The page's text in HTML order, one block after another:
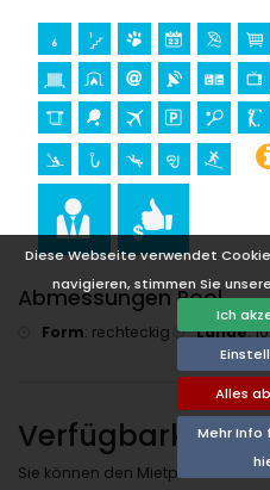
Diese Webseite verwendet
navigieren, stimmen Sie
Ich
Alles
Mehr Info
Abmessungen Pool
Form: rechteckig Länge:
Verfügbarkeit
Sie können den Mietpreis